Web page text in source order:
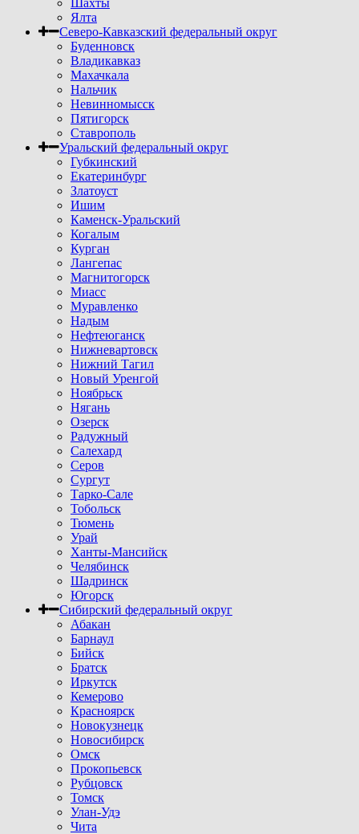
Шахты
Ялта
Северо-Кавказский федеральный округ
Буденновск
Владикавказ
Махачкала
Нальчик
Невинномысск
Пятигорск
Ставрополь
Уральский федеральный округ
Губкинский
Екатеринбург
Златоуст
Ишим
Каменск-Уральский
Когалым
Курган
Лангепас
Магнитогорск
Миасс
Муравленко
Надым
Нефтеюганск
Нижневартовск
Нижний Тагил
Новый Уренгой
Ноябрьск
Нягань
Озерск
Радужный
Салехард
Серов
Сургут
Тарко-Сале
Тобольск
Тюмень
Урай
Ханты-Мансийск
Челябинск
Шадринск
Югорск
Сибирский федеральный округ
Абакан
Барнаул
Бийск
Братск
Иркутск
Кемерово
Красноярск
Новокузнецк
Новосибирск
Омск
Прокопьевск
Рубцовск
Томск
Улан-Удэ
Чита